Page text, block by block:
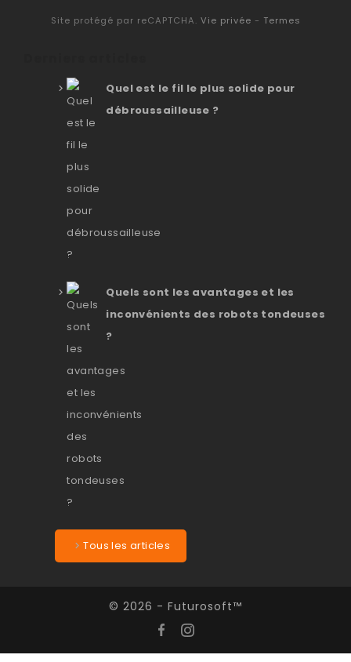
Site protégé par reCAPTCHA. Vie privée - Termes
Quel est le fil le plus solide pour
débroussailleuse ?
Quels sont les avantages et les
inconvénients des robots tondeuses
?
Tous les articles
© 2026 - Futurosoft™